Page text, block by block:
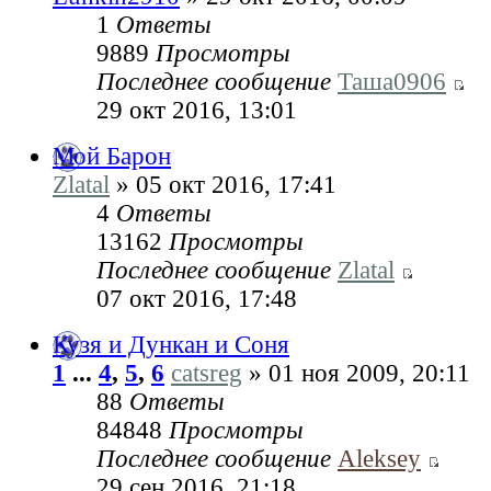
1 Ответы
9889 Просмотры
Последнее сообщение Таша0906
29 окт 2016, 13:01
Мой Барон
Zlatal » 05 окт 2016, 17:41
4 Ответы
13162 Просмотры
Последнее сообщение Zlatal
07 окт 2016, 17:48
Кузя и Дункан и Соня
1 ... 4, 5, 6 catsreg » 01 ноя 2009, 20:11
88 Ответы
84848 Просмотры
Последнее сообщение Aleksey